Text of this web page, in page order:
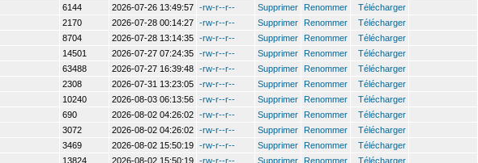
6144 2026-07-26 13:49:57 -rw-r--r-- Supprimer Renommer
Télécharger
2170 2026-07-28 00:14:27 -rw-r--r-- Supprimer Renommer
Télécharger
8704 2026-07-28 13:14:35 -rw-r--r-- Supprimer Renommer
Télécharger
14501 2026-07-27 07:24:35 -rw-r--r-- Supprimer Renommer
Télécharger
63488 2026-07-27 16:39:48 -rw-r--r-- Supprimer Renommer
Télécharger
2308 2026-07-31 13:23:05 -rw-r--r-- Supprimer Renommer
Télécharger
10240 2026-08-03 06:13:56 -rw-r--r-- Supprimer Renommer
Télécharger
690 2026-08-02 04:26:02 -rw-r--r-- Supprimer Renommer
Télécharger
3072 2026-08-02 04:26:02 -rw-r--r-- Supprimer Renommer
Télécharger
3469 2026-08-02 15:50:19 -rw-r--r-- Supprimer Renommer
Télécharger
13824 2026-08-02 15:50:19 -rw-r--r-- Supprimer Renommer
Télécharger